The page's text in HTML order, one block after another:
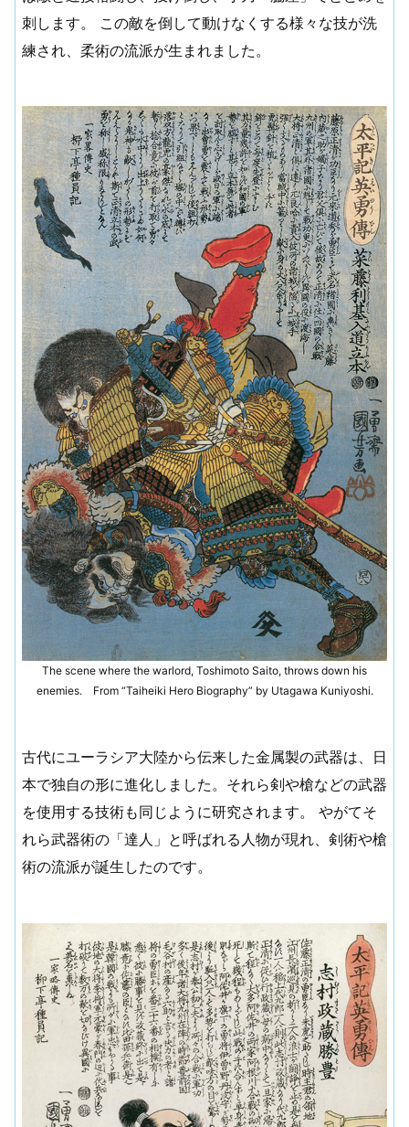
刺します。 この敵を倒して動けなくする様々な技が洗
練され、柔術の流派が生まれました。
The scene where the warlord, Toshimoto Saito, throws down his
enemies. From “Taiheiki Hero Biography” by Utagawa Kuniyoshi.
古代にユーラシア大陸から伝来した金属製の武器は、日
本で独自の形に進化しました。それら剣や槍などの武器
を使用する技術も同じように研究されます。 やがてそ
れら武器術の「達人」と呼ばれる人物が現れ、剣術や槍
術の流派が誕生したのです。